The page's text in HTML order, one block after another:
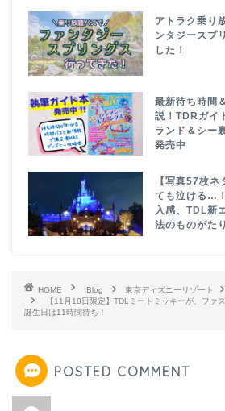
アトラク乗り
ンタジースプ
した！
最新待ち時間
説！TDRガイ
ランド＆シー
発売中
【写真57枚
ても泣ける…
入感、TDL新
法のものがた
HOME Blog 東京ディズニーリゾート
【11月18日限定】TDLミートミッキーが、ファ
誕生日は11時間待ち！
POSTED COMMENT